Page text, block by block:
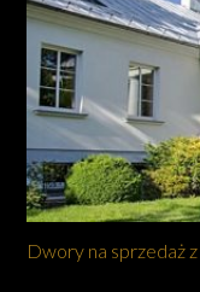
Dwory na sprzedaż